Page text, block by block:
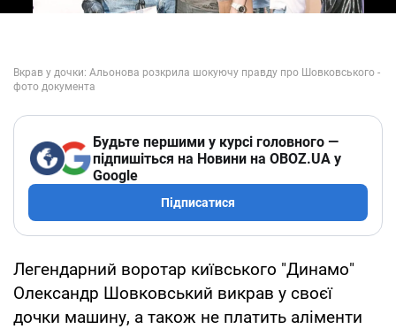
Будьте першими у курсі головного —
підпишіться на Новини на OBOZ.UA у
Google
Підписатися
Легендарний воротар київського "Динамо"
Олександр Шовковський викрав у своєї
дочки машину, а також не платить аліменти